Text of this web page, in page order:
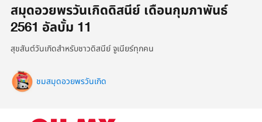
สมุดอวยพรวันเกิดดิสนีย์ เดือนกุมภาพันธ์
2561 อัลบั้ม 11
สุขสันต์วันเกิดสำหรับชาวดิสนีย์ จูเนียร์ทุกคน
ชมสมุดอวยพรวันเกิด